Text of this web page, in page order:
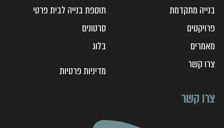
בנייה מתקדמת
פרויקטים
מאמרים
רו קשר
תוספת בנייה לבית פרטי
סרטונים
בלוג
מדיניות פרטיות
צרו קשר